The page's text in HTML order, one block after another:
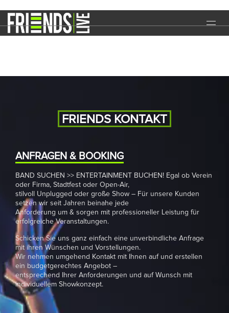
REFERENZEN
DOWNLOADS
KONTAKT
IMPRESSUM
Dancenight
FRIENDS KONTAKT
ANFRAGEN & BOOKING
BAND SUCHEN >> ENTERTAINMENT BUCHEN! Egal ob Verein
oder Firma, Stadtfest oder Open-Air,
stilvoll Unplugged oder große Show – Für unsere Kunden
setzen wir seit Jahren beinahe jede
Anforderung um & sorgen mit professioneller Leistung für
erfolgreiche Veranstaltungen.
Schicken Sie uns ganz einfach eine unverbindliche Anfrage
mit ihren Wünschen und Vorstellungen.
Wir nehmen umgehend Kontakt mit Ihnen auf und erstellen
ein budgetgerechtes Angebot –
entsprechend Ihrer Anforderungen und auf Wunsch mit
individuellem Showkonzept.